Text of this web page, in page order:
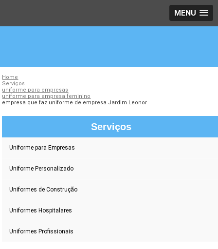
MENU
Home
Serviços
uniforme para empresas
uniforme para empresa feminino
empresa que faz uniforme de empresa Jardim Leonor
Serviços
Uniforme para Empresas
Uniforme Personalizado
Uniformes de Construção
Uniformes Hospitalares
Uniformes Profissionais